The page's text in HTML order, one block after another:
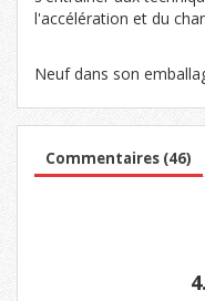
l'accélération et du
Neuf dans son
Commentaires (46)